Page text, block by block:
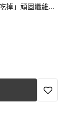
掉」頑固纖維素